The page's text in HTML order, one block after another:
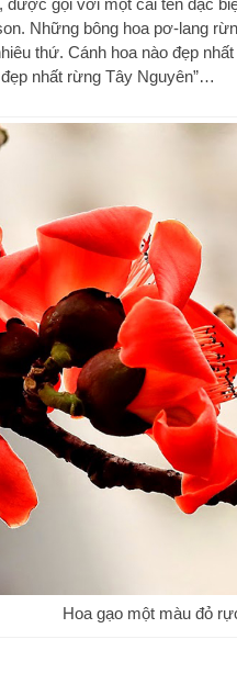
Những bông hoa pơ-lang
thứ. Cánh hoa nào đẹp
nhất rừng Tây Nguyên”…
Hoa gạo một màu đỏ